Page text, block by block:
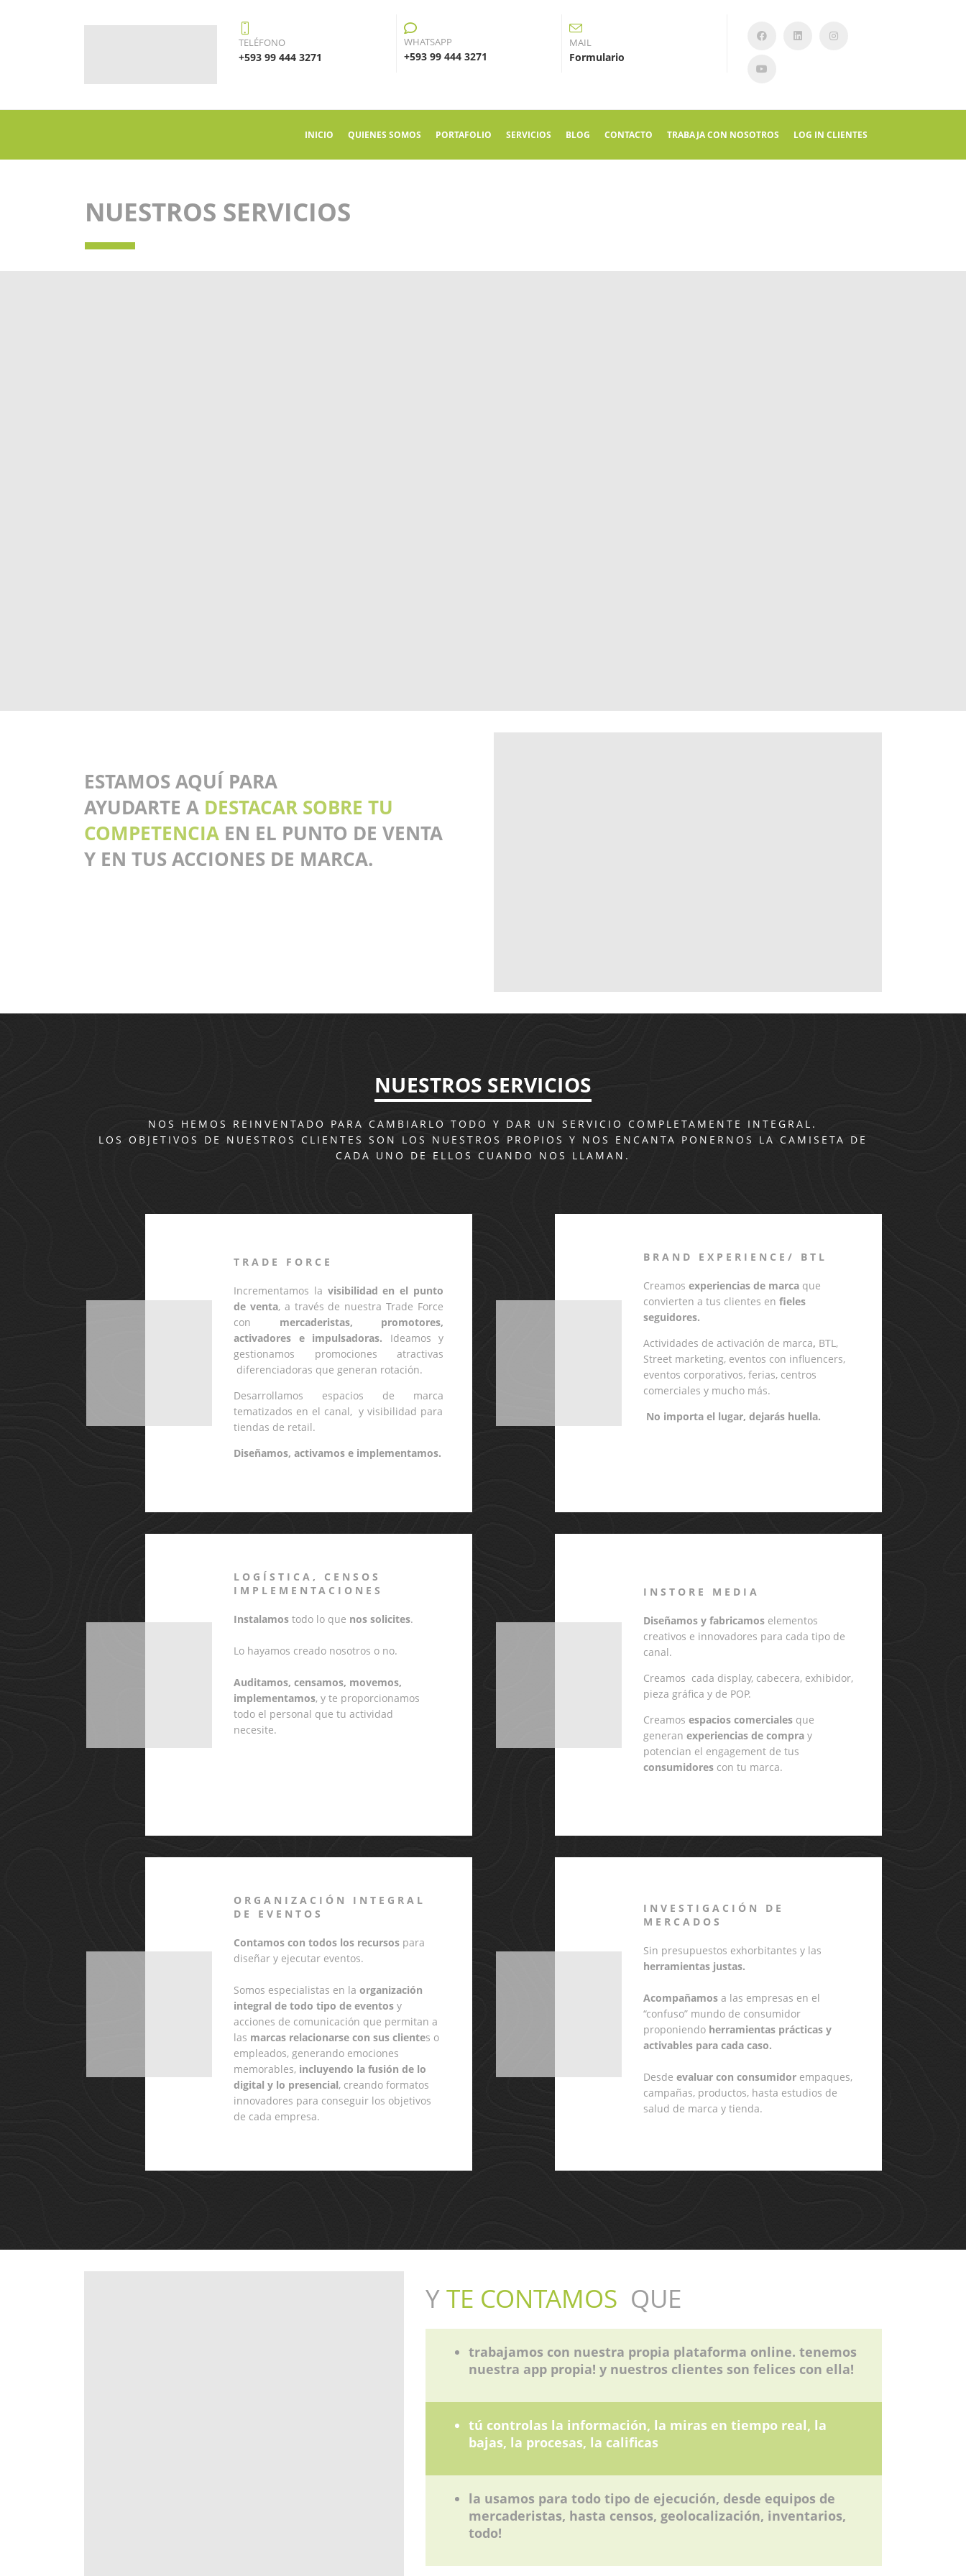
TELÉFONO
+593 99 444 3271
WHATSAPP
+593 99 444 3271
MAIL
Formulario
INICIO QUIENES SOMOS PORTAFOLIO SERVICIOS BLOG CONTACTO TRABAJA CON NOSOTROS LOG IN CLIENTES
NUESTROS SERVICIOS
ESTAMOS AQUÍ PARA
AYUDARTE A DESTACAR SOBRE TU
COMPETENCIA EN EL PUNTO DE VENTA
Y EN TUS ACCIONES DE MARCA.
NUESTROS SERVICIOS
NOS HEMOS REINVENTADO PARA CAMBIARLO TODO Y DAR UN SERVICIO COMPLETAMENTE INTEGRAL.
LOS OBJETIVOS DE NUESTROS CLIENTES SON LOS NUESTROS PROPIOS Y NOS ENCANTA PONERNOS LA CAMISETA DE
CADA UNO DE ELLOS CUANDO NOS LLAMAN.
TRADE FORCE
Incrementamos la visibilidad en el punto
de venta, a través de nuestra Trade Force
con mercaderistas, promotores,
activadores e impulsadoras. Ideamos y
gestionamos promociones atractivas
diferenciadoras que generan rotación.
Desarrollamos espacios de marca
tematizados en el canal, y visibilidad para
tiendas de retail.
Diseñamos, activamos e implementamos.
BRAND EXPERIENCE/ BTL
Creamosexperiencias de marca que
convierten a tus clientes enfieles
seguidores.
Actividades deactivación de marca, BTL,
Street marketing, eventos con influencers,
eventos corporativos, ferias, centros
comerciales y mucho más.
No importa el lugar, dejarás huella.
LOGÍSTICA, CENSOS
IMPLEMENTACIONES
Instalamos todo lo que nos solicites.
Lo hayamos creado nosotros o no.
Auditamos, censamos, movemos,
implementamos, y te proporcionamos
todo el personal que tu actividad
necesite.
INSTORE MEDIA
Diseñamos y fabricamos elementos
creativos e innovadores para cada tipo de
canal.
Creamos cada display, cabecera, exhibidor,
pieza gráfica y de POP.
Creamosespacios comerciales que
generanexperiencias de compray
potencian el engagement de tus
consumidores con tu marca.
ORGANIZACIÓN INTEGRAL
DE EVENTOS
Contamos con todos los recursos para
diseñar y ejecutar eventos.
Somos especialistas en laorganización
integral de todo tipo de eventos y
acciones de comunicación que permitan a
las marcas relacionarse con sus clientes o
empleados, generando emociones
memorables, incluyendo la fusión de lo
digital y lo presencial, creando formatos
innovadores para conseguir los objetivos
de cada empresa.
INVESTIGACIÓN DE
MERCADOS
Sin presupuestos exhorbitantes y las
herramientas justas.
Acompañamos a las empresas en el
“confuso” mundo de consumidor
proponiendo herramientas prácticas y
activables para cada caso.
Desdeevaluar con consumidor empaques,
campañas, productos, hasta estudios de
salud de marca y tienda.
YTE CONTAMOS QUE
trabajamos con nuestra propia plataforma online. tenemos
nuestra app propia! y nuestros clientes son felices con ella!
tú controlas la información, la miras en tiempo real, la
bajas, la procesas, la calificas
la usamos para todo tipo de ejecución, desde equipos de
mercaderistas, hasta censos, geolocalización, inventarios,
todo!